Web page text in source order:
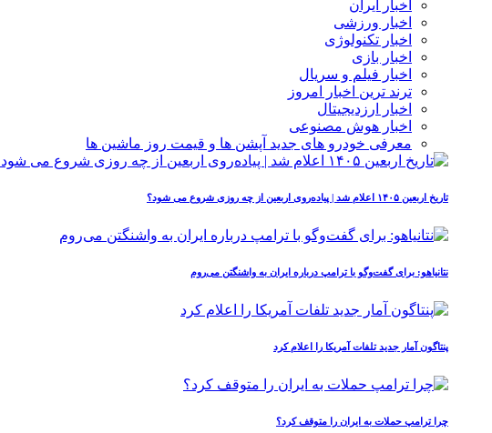
اخبار ایران
اخبار ورزشی
اخبار تکنولوژی
اخبار بازی
اخبار فیلم و سریال
ترند ترین اخبار امروز
اخبار ارزدیجیتال
اخبار هوش مصنوعی
معرفی خودرو های جدید آپشن‌ ها و قیمت روز ماشین‌ ها
تاریخ اربعین ۱۴۰۵ اعلام شد | پیاده‌روی اربعین از چه روزی شروع می‌ شود؟
نتانیاهو: برای گفت‌وگو با ترامپ درباره ایران به واشنگتن می‌روم
پنتاگون آمار جدید تلفات آمریکا را اعلام کرد
چرا ترامپ حملات به ایران را متوقف کرد؟